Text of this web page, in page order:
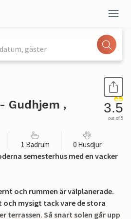
gäster
Gudhjem ,
3.5
out of 5
1 Badrum 0 Husdjur
semesterhus med en vacker
och rummen är välplanerade.
och mysigt tack vare de stora
terrassen. Så snart solen går upp